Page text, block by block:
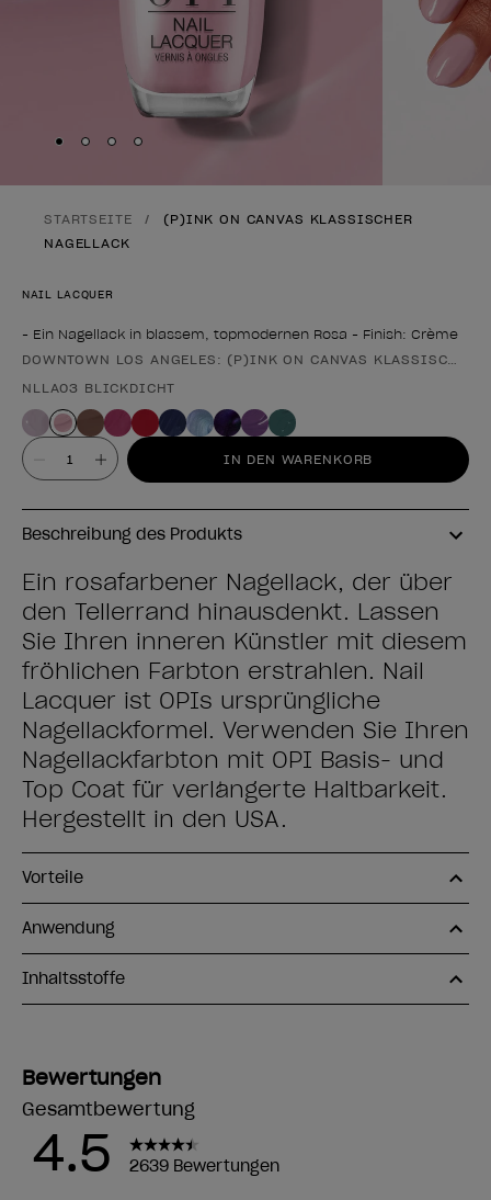
Skip to slide
Skip to slide
Skip to slide
Skip to slide
STARTSEITE
(P)INK ON CANVAS KLASSISCHER
NAGELLACK
NAIL LACQUER
- Ein Nagellack in blassem, topmodernen Rosa - Finish: Crème
Form des Produkts
DOWNTOWN LOS ANGELES: (P)INK ON CANVAS KLASSISCHER
NLLA03 BLICKDICHT
Wert IN DEN WARENKORB
Beschreibung des Produkts
Ein rosafarbener Nagellack, der über
den Tellerrand hinausdenkt. Lassen
Sie Ihren inneren Künstler mit diesem
fröhlichen Farbton erstrahlen. Nail
Lacquer ist OPIs ursprüngliche
Nagellackformel. Verwenden Sie Ihren
Nagellackfarbton mit OPI Basis- und
Top Coat für verlängerte Haltbarkeit.
Hergestellt in den USA.
Vorteile
Anwendung
Inhaltsstoffe